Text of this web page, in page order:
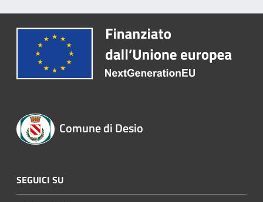
Comune di Desio
SEGUICI SU